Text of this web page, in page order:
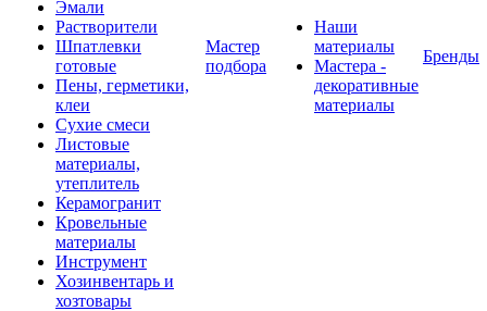
Эмали
Растворители
Шпатлевки
готовые
Пены, герметики,
клеи
Сухие смеси
Листовые
материалы,
утеплитель
Керамогранит
Кровельные
материалы
Инструмент
Хозинвентарь и
хозтовары
Мастер
подбора
Наши
материалы
Мастера -
декоративные
материалы
Бренды